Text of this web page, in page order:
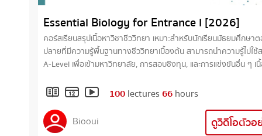
Essential Biology for Entrance I [2026]
คอร์สเรียนสรุปเนื้อหาวิชาชีววิทยา เหมาะสำหรับนักเรียนมัธยมศึกษา
ปลายที่มีความรู้พื้นฐานทางชีววิทยาเบื้องต้น สามารถนำความรู้ไปใช้
A-Level เพื่อเข้ามหาวิทยาลัย, การสอบชิงทุน, และการแข่งขันอื่น ๆ เนื้อหา
หน้าที่ของเซลล์ • การลำเลียงสารผ่านเข้าออกเซลล์ • การแบ่งเซลล์ • เคมีใน
พันธุวิศวกรรมและเทคโนโลยีDNA • ภาวะธำรงค์ดุลและการขับถ่าย • การ
ย่อยอาหาร • ระบบภูมิคุ้มกัน • ระบบหมุนเวียนเลือดและการแลกเปลี่ยนแก๊ส •
100lectures66hours
Biooui
ดูวิดีโอตัวอ